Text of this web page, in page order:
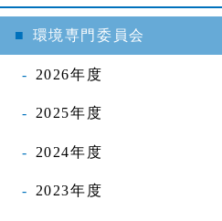
環境専門委員会
2026年度
2025年度
2024年度
2023年度